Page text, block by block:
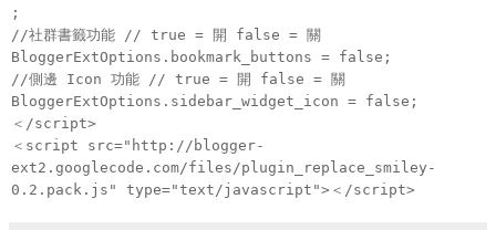
;
//社群書籤功能 // true = 開 false = 關
BloggerExtOptions.bookmark_buttons = false;
//側邊 Icon 功能 // true = 開 false = 關
BloggerExtOptions.sidebar_widget_icon = false;
＜/script>
＜script src="http://blogger-
ext2.googlecode.com/files/plugin_replace_smiley-
0.2.pack.js" type="text/javascript">＜/script>